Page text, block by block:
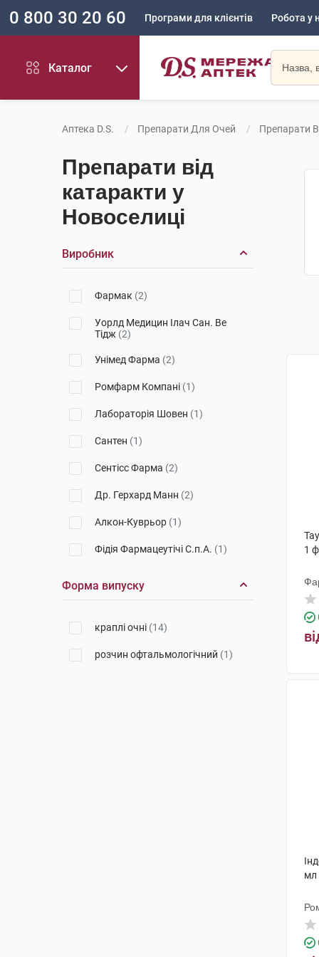
0 800 30 20 60 Програми для клієнтів Робота у
Каталог
Аптека D.S. Препарати Для Очей Препарати
Препарати від
катаракти у
Новоселиці
Виробник
Фармак (2)
Уорлд Медицин Ілач Сан. Ве
Тідж (2)
Унімед Фарма (2)
Ромфарм Компані (1)
Лабораторія Шовен (1)
Сантен (1)
Сентісс Фарма (2)
Др. Герхард Манн (2)
Алкон-Куврьор (1)
Фідія Фармацеутічі С.п.А. (1)
Форма випуску
краплі очні (14)
розчин офтальмологічний (1)
1
мл